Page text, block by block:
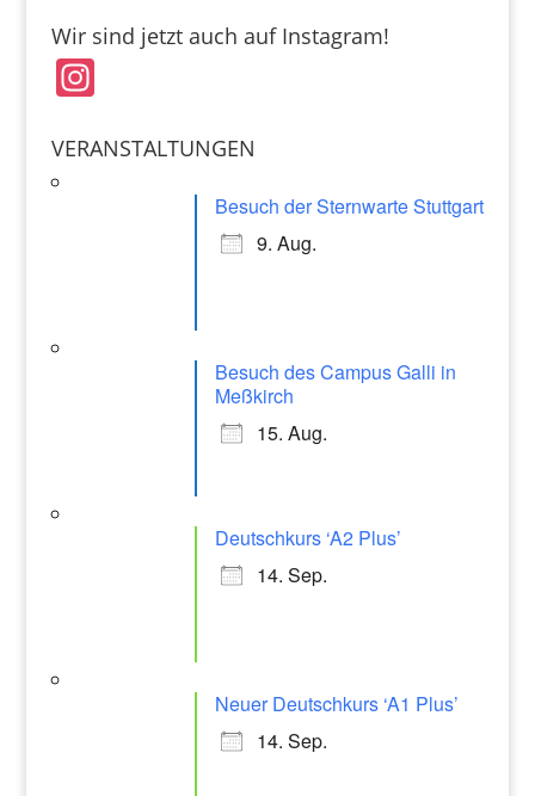
c
e
b
o
ai
l
at
p
Wir sind jetzt auch auf Instagram!
In
a
VERANSTALTUNGEN
Besuch der Sternwarte Stuttgart
9. Aug.
Besuch des Campus Galli in
Meßkirch
15. Aug.
Deutschkurs ‘A2 Plus’
14. Sep.
Neuer Deutschkurs ‘A1 Plus’
14. Sep.